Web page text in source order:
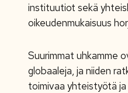
instituutiot sekä
oikeudenmukaisuus
Suurimmat uhkamme
globaaleja, ja niiden
toimivaa yhteistyötä